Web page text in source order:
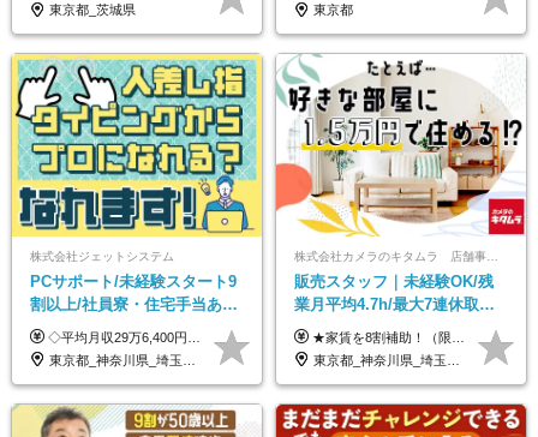
東京都_茨城県 東京都
株式会社ジェットシステム
PCサポート/未経験スタート9
割以上/社員寮・住宅手当あり/
正社員デビューOK/20代～30
代活躍中/全国募集
◇平均月収29万6,400円(各種手当含む) ◇住宅手当⇒最大家賃の半額支給 ◇賞与年2回支給 ■月給22万5,000円以上＋地域手当＋時間外手当＋住宅手当＋家族手当 ※経験やスキルに応じて給与を決定します ※試用期間2ヶ月あり（期間内は時給1,060円以上となります） └地域により上がる可能性があり／例：東京都時給1,370円 └その他待遇に差異なし ＜モデル月収例＞ 1年目：296,400円 3年目：320,000円 【固定残業代について】 なし（残業代は、実際の労働時間に応じて別途全額支給）
東京都_神奈川県_埼玉県_千葉県_大阪府_愛知県_北海道_青森県_岩手県_宮城県_秋田県_山形県_福島県_茨城県_群馬県_新潟県_山梨県_長野県_富山県_石川県_静岡県_岐阜県_三重県_兵庫県_京都府_滋賀県_奈良県_和歌山県_広島県_岡山県_鳥取県_島根県_山口県_徳島県_香川県_愛媛県_高知県_福岡県_熊本県_佐賀県_長崎県_大分県_宮崎県_沖縄県
販売スタッフ｜未経験OK/残
業月平均4.7h/最大7連休取得
可/全国募集/家賃8割を会社が
負担/賞与年2回
★家賃を8割補助！（限度額は地域により異なる） ※転勤による引っ越しが発生する場合 ＝＝＝＝＝＝＝＝＝＝＝＝＝＝＝＝＝＝＝＝＝＝＝ 例えば、家賃7.5万円なら6万円は会社で負担。 あなたが支払うのは、たったの1.5万円です！ 年間では自己負担額が約72万ほどお得になります！ ＝＝＝＝＝＝＝＝＝＝＝＝＝＝＝＝＝＝＝＝＝＝＝ 月給22万8,700円～26万3,100円＋賞与年2回（初回の支給は当社規定による）＋残業手当 ＜実際の給与例＞ *24歳:月給23万4,700円＋賞与年2回（初回の支給は当社規定による）＋残業手当＋諸手当 ※上記はあくまで参考月給です。ご経歴・年齢を考慮し、当社規定により決定します ※評価により昇給あり ※残業代は別途支給あり ※試用期間2ヶ月あり（期間中の給与・待遇に差異はありません） 【実在する社員の年収モデル】 年収530万円（30歳） 年収820万円（40歳） 【入社時の想定年収】 330万円～900万円
東京都_神奈川県_埼玉県_千葉県_大阪府_愛知県_北海道_青森県_宮城県_秋田県_山形県_茨城県_群馬県_新潟県_長野県_富山県_静岡県_三重県_兵庫県_京都府_広島県_岡山県_鳥取県_山口県_徳島県_香川県_愛媛県_福岡県_熊本県_佐賀県_長崎県_大分県_宮崎県_鹿児島県